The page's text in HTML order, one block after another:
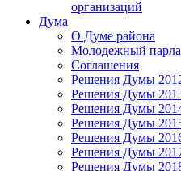
организаций
Дума
О Думе района
Молодежный
Соглашения
Решения Думы
Решения Думы
Решения Думы
Решения Думы
Решения Думы
Решения Думы
Решения Думы